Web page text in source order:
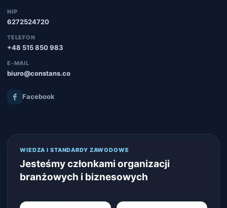
NIP
6272524720
TELEFON
+48 515 850 983
E-MAIL
biuro@constans.co
Facebook
WIEDZA I STANDARDY ZAWODOWE
Jesteśmy członkami organizacji
branżowych i biznesowych